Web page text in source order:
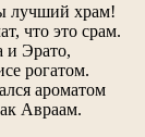
лучший храм!
что это срам.
и Эрато,
рогатом.
ароматом
Авраам.